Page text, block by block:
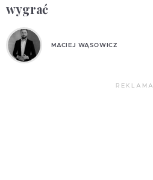
wygrać
MACIEJ WĄSOWICZ
REKLAMA